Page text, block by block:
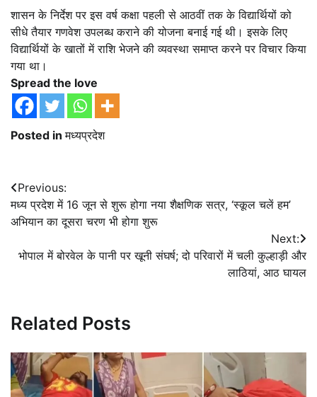
शासन के निर्देश पर इस वर्ष कक्षा पहली से आठवीं तक के विद्यार्थियों को
सीधे तैयार गणवेश उपलब्ध कराने की योजना बनाई गई थी। इसके लिए
विद्यार्थियों के खातों में राशि भेजने की व्यवस्था समाप्त करने पर विचार किया
गया था।
Spread the love
Posted inमध्यप्रदेश
Post
navigation
Previous:
मध्य प्रदेश में 16 जून से शुरू होगा नया शैक्षणिक सत्र, ‘स्कूल चलें हम’
अभियान का दूसरा चरण भी होगा शुरू
Next:
भोपाल में बोरवेल के पानी पर खूनी संघर्ष; दो परिवारों में चली कुल्हाड़ी और
लाठियां, आठ घायल
Related Posts